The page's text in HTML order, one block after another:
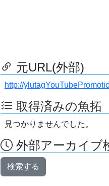
元URL(外部)
http://
取得済みの魚拓
見つかりませんでした。
外部アーカイブ
検索する